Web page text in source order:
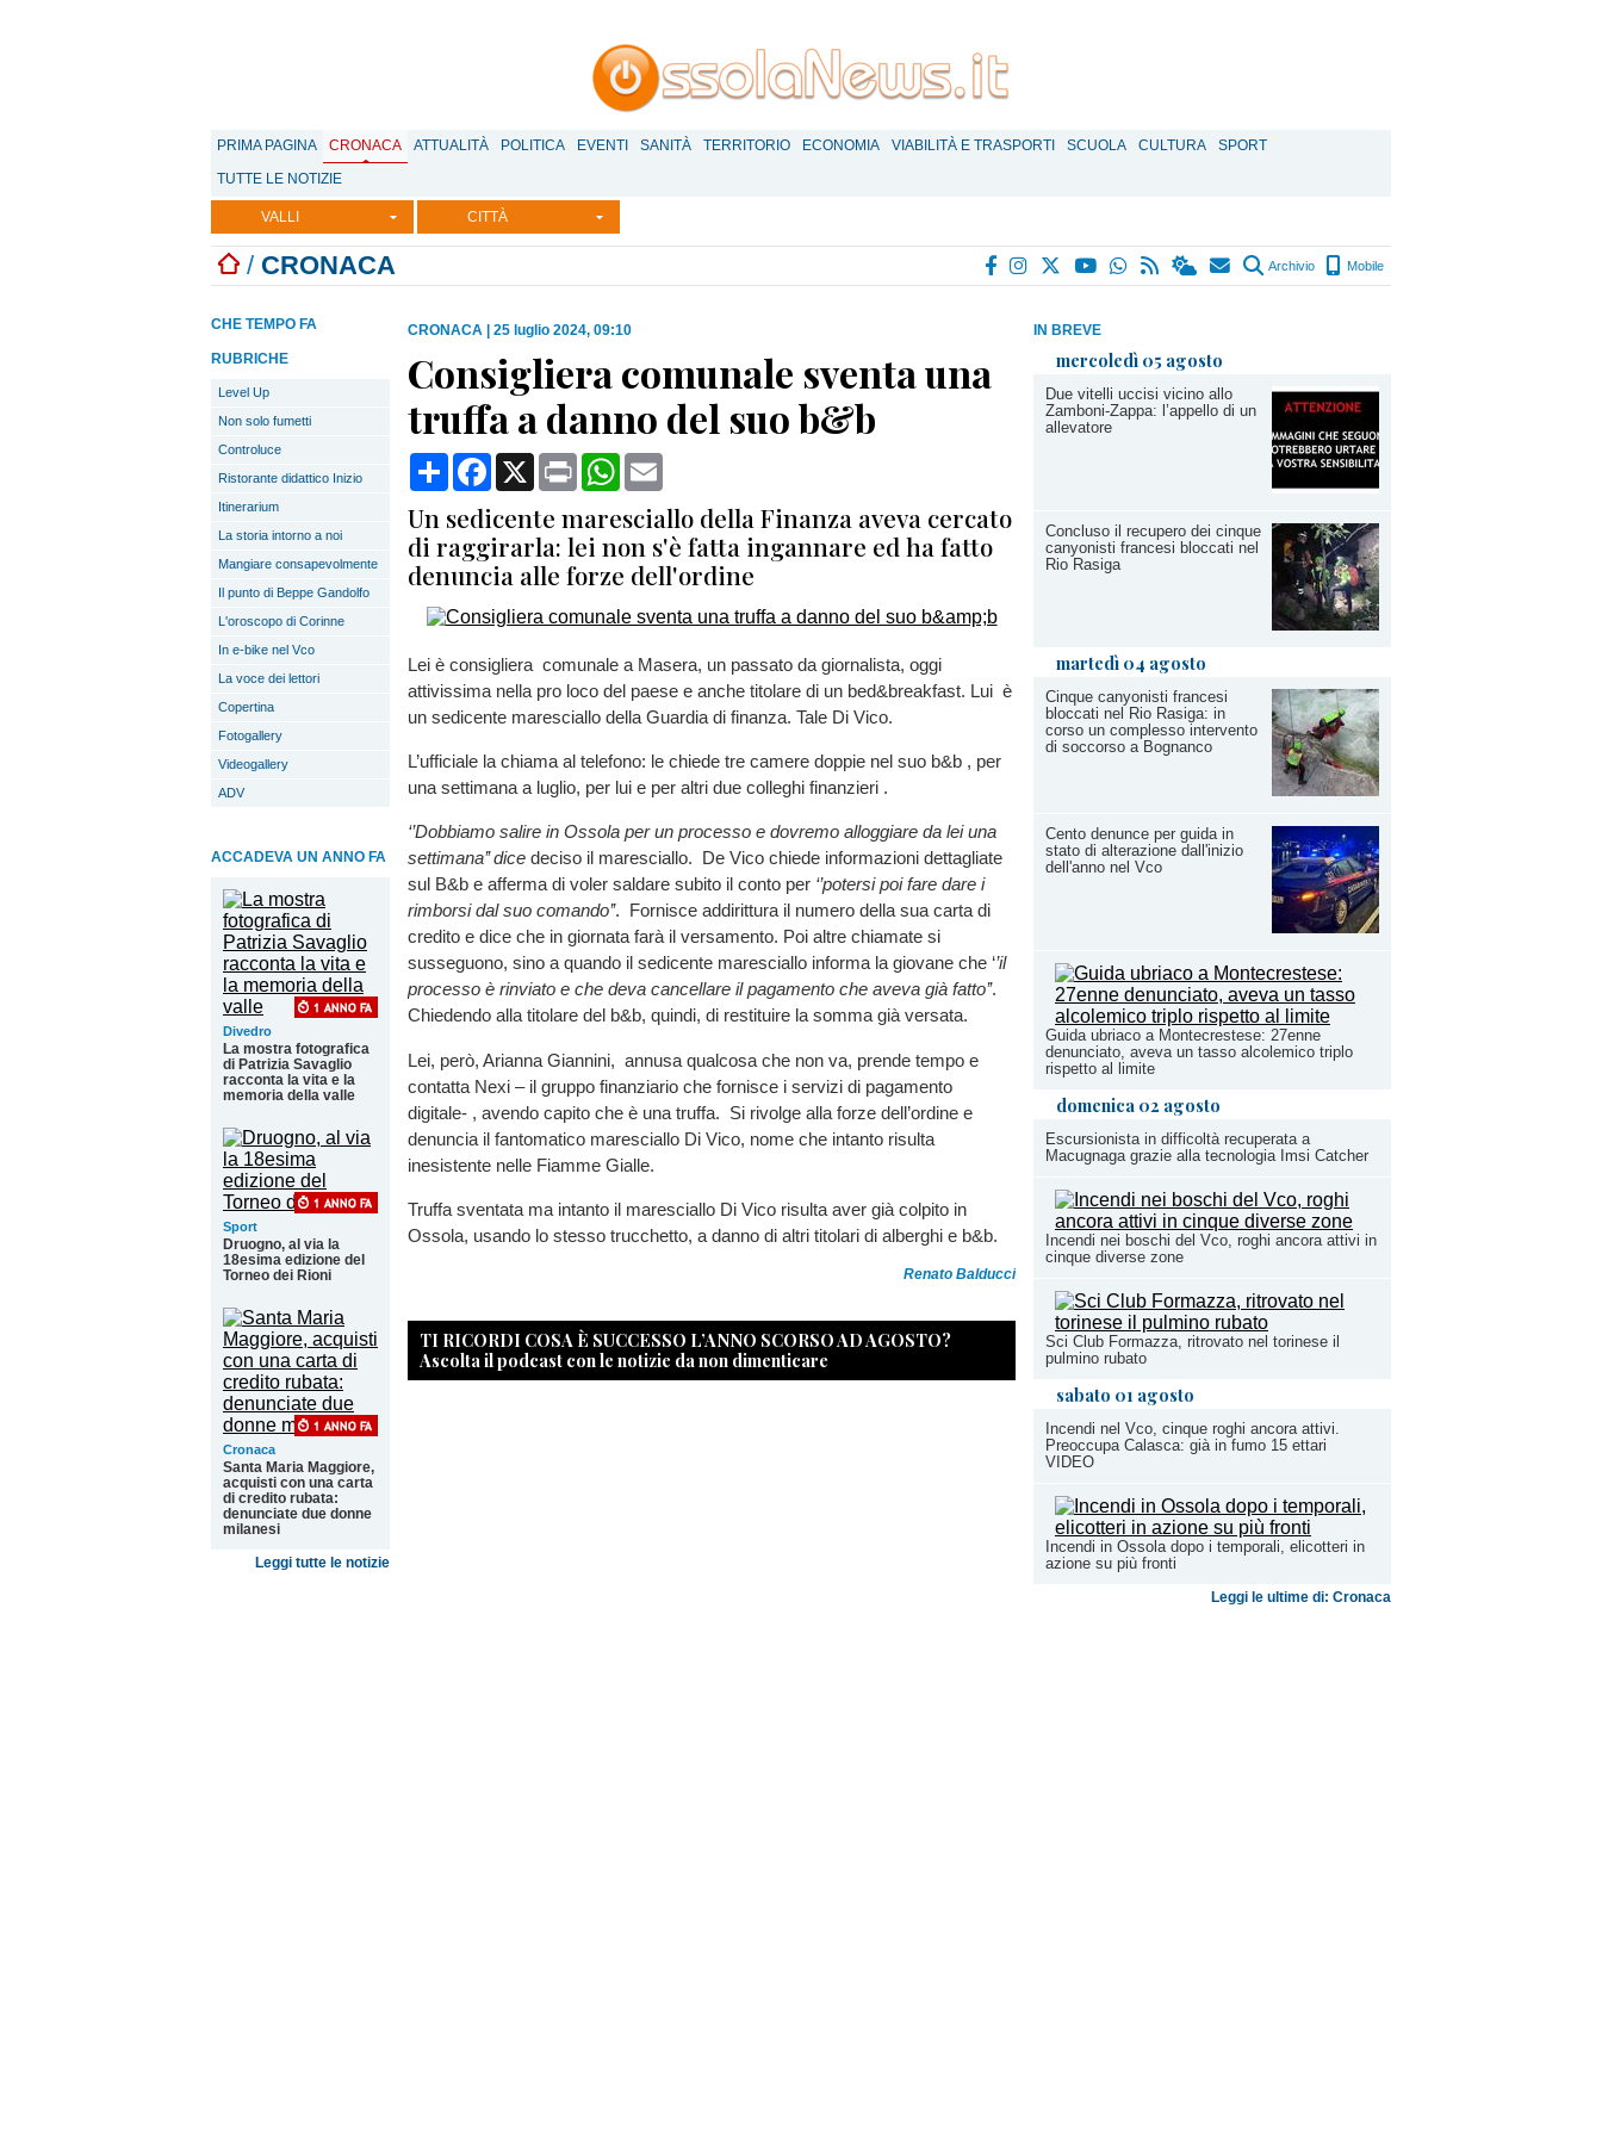
PRIMA PAGINA CRONACA ATTUALITÀ POLITICA EVENTI SANITÀ TERRITORIO ECONOMIA VIABILITÀ E TRASPORTI SCUOLA CULTURA
SPORT
TUTTE LE NOTIZIE
VALLI CITTÀ
/ CRONACA Archivio Mobile
IN BREVE
mercoledì 05 agosto
Due vitelli uccisi vicino allo
Zamboni-Zappa: l’appello di un
allevatore
Concluso il recupero dei cinque
canyonisti francesi bloccati nel
Rio Rasiga
martedì 04 agosto
Cinque canyonisti francesi
bloccati nel Rio Rasiga: in
corso un complesso intervento
di soccorso a Bognanco
Cento denunce per guida in
stato di alterazione dall'inizio
dell'anno nel Vco
Guida ubriaco a Montecrestese: 27enne
denunciato, aveva un tasso alcolemico triplo
rispetto al limite
domenica 02 agosto
Escursionista in difficoltà recuperata a
Macugnaga grazie alla tecnologia Imsi Catcher
Incendi nei boschi del Vco, roghi ancora attivi in
cinque diverse zone
Sci Club Formazza, ritrovato nel torinese il
pulmino rubato
sabato 01 agosto
Incendi nel Vco, cinque roghi ancora attivi.
Preoccupa Calasca: già in fumo 15 ettari
VIDEO
Incendi in Ossola dopo i temporali, elicotteri in
azione su più fronti
Leggi le ultime di: Cronaca
CHE TEMPO FA
RUBRICHE
Level Up
Non solo fumetti
Controluce
Ristorante didattico Inizio
Itinerarium
La storia intorno a noi
Mangiare consapevolmente
Il punto di Beppe Gandolfo
L'oroscopo di Corinne
In e-bike nel Vco
La voce dei lettori
Copertina
Fotogallery
Videogallery
ADV
ACCADEVA UN ANNO FA
Divedro
La mostra fotografica
di Patrizia Savaglio
racconta la vita e la
memoria della valle
Sport
Druogno, al via la
18esima edizione del
Torneo dei Rioni
Cronaca
Santa Maria Maggiore,
acquisti con una carta
di credito rubata:
denunciate due donne
milanesi
Leggi tutte le notizie
CRONACA 25 luglio 2024, 09:10
Consigliera comunale sventa una
truffa a danno del suo b&b
CondividiFacebook
X Print WhatsApp
Un sedicente maresciallo della Finanza aveva cercato
di raggirarla: lei non s'è fatta ingannare ed ha fatto
denuncia alle forze dell'ordine
Lei è consigliera comunale a Masera, un passato da giornalista, oggi
attivissima nella pro loco del paese e anche titolare di un bed&breakfast. Lui è
un sedicente maresciallo della Guardia di finanza. Tale Di Vico.
L’ufficiale la chiama al telefono: le chiede tre camere doppie nel suo b&b , per
una settimana a luglio, per lui e per altri due colleghi finanzieri .
‘’Dobbiamo salire in Ossola per un processo e dovremo alloggiare da lei una
settimana’’ dice deciso il maresciallo. De Vico chiede informazioni dettagliate
sul B&b e afferma di voler saldare subito il conto per ‘’potersi poi fare dare i
rimborsi dal suo comando’’. Fornisce addirittura il numero della sua carta di
credito e dice che in giornata farà il versamento. Poi altre chiamate si
susseguono, sino a quando il sedicente maresciallo informa la giovane che ‘’il
processo è rinviato e che deva cancellare il pagamento che aveva già fatto’’.
Chiedendo alla titolare del b&b, quindi, di restituire la somma già versata.
Lei, però, Arianna Giannini, annusa qualcosa che non va, prende tempo e
contatta Nexi – il gruppo finanziario che fornisce i servizi di pagamento
digitale- , avendo capito che è una truffa. Si rivolge alla forze dell’ordine e
denuncia il fantomatico maresciallo Di Vico, nome che intanto risulta
inesistente nelle Fiamme Gialle.
Truffa sventata ma intanto il maresciallo Di Vico risulta aver già colpito in
Ossola, usando lo stesso trucchetto, a danno di altri titolari di alberghi e b&b.
Renato Balducci
TI RICORDI COSA È SUCCESSO L’ANNO SCORSO AD AGOSTO?
Ascolta il podcast con le notizie da non dimenticare